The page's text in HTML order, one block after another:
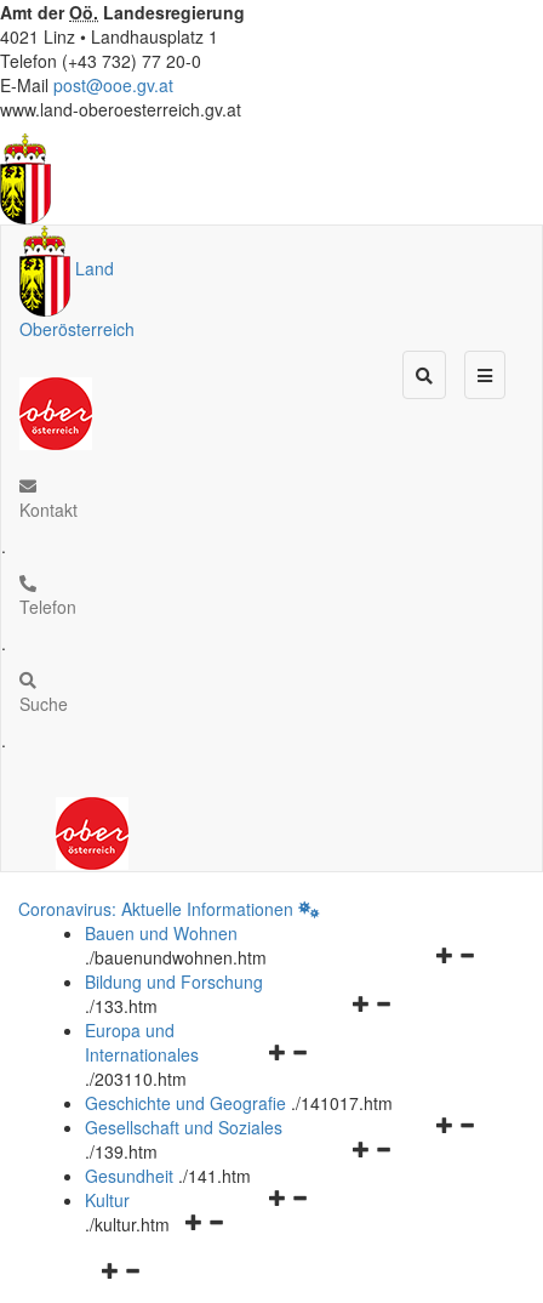
Amt derOö. Landesregierung
4021 Linz • Landhausplatz 1
Telefon (+43 732) 77 20-0
E-Mail post@ooe.gv.at
www.land-oberoesterreich.gv.at
Land
Oberösterreich
Kontakt
.
Telefon
.
Suche
.
Coronavirus: Aktuelle Informationen
Bauen und Wohnen
./bauenundwohnen.htm
Navigationsmenü
Bildung und Forschung
./133.htm
Navigationsmenü
und
schließen
Europa und
Internationales
./203110.htm
Geschichte und Geografie ./141017.htm
Navigationsmenü
Gesellschaft und Soziales
./139.htm
Navigationsmenü
Gesundheit ./141.htm
Navigationsmenü
Kultur
./kultur.htm
Navigationsmenü